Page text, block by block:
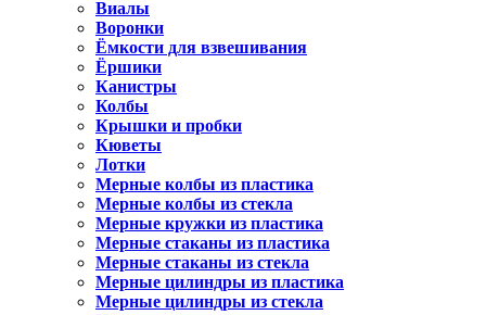
Виалы
Воронки
Ёмкости для взвешивания
Ёршики
Канистры
Колбы
Крышки и пробки
Кюветы
Лотки
Мерные колбы из пластика
Мерные колбы из стекла
Мерные кружки из пластика
Мерные стаканы из пластика
Мерные стаканы из стекла
Мерные цилиндры из пластика
Мерные цилиндры из стекла